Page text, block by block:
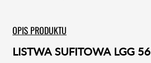
OPIS PRODUKTU
LISTWA SUFITOWA LGG 56